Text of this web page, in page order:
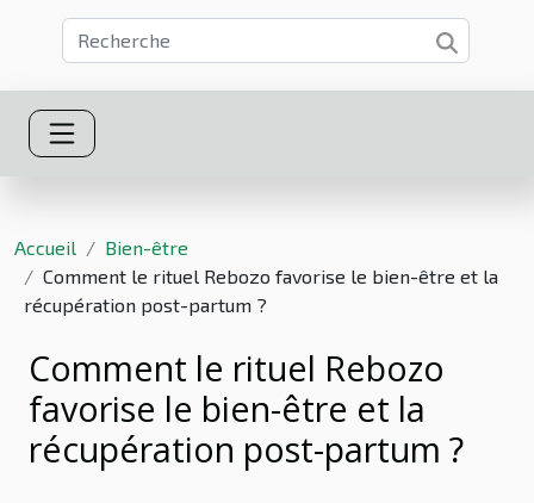
Accueil
Bien-être
Comment le rituel Rebozo favorise le bien-être et la
récupération post-partum ?
Comment le rituel Rebozo
favorise le bien-être et la
récupération post-partum ?